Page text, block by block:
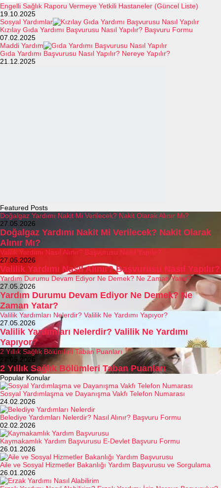
Engelli Sağlık Raporu Vermeye Yetkili Hastaneler (Güncel Liste)
19.10.2025
Sosyal Yardımlar
Kızılay Gıda Yardımı Başvurusu Nasıl Yapılır? Başvuru Formu
07.02.2025
Maddi Yardım
Gıda Yardımı Başvurusu Nasıl Yapılır? Nereye Yapılır?
21.12.2025
Featured Posts
Doğalgaz Yardımı Nakit Mi Verilecek? Nakit Olarak Alınır Mı?
27.05.2026
Doğalgaz Yardımı Nakit Mi Verilecek? Nakit Olarak
Alınır Mı?
Valilik Yardımı Nasıl Alınır? Başvurusu Nasıl Yapılır?
27.05.2026
Valilik Yardımı Nasıl Alınır? Başvurusu Nasıl Yapılır?
Yardım Durumu Devam Ediyor Ne Demek? Ne Zaman Yatar?
27.05.2026
Yardım Durumu Devam Ediyor Ne Demek? Ne
Zaman Yatar?
Valilik Yardımları Nelerdir? Valilik Ne Yardımı Yapıyor?
27.05.2026
Valilik Yardımları Nelerdir? Valilik Ne Yardımı
Yapıyor?
2 Yıllık Sağlık Bölümleri Taban Puanları
27.05.2026
2 Yıllık Sağlık Bölümleri Taban Puanları
Popular Konular
Sosyal Yardımlaşma ve Dayanışma Vakfı Telefon Numarası
24.02.2026
Belediye Yardımları Nelerdir? Nasıl Alınır? Başvuru Formu
02.02.2026
Kaymakamlık Yardım Başvurusu E-Devlet Başvuru Formu
26.01.2026
Aile ve Sosyal Hizmetler Bakanlığı Yardım Başvurusu ve Sorgulama
26.01.2026